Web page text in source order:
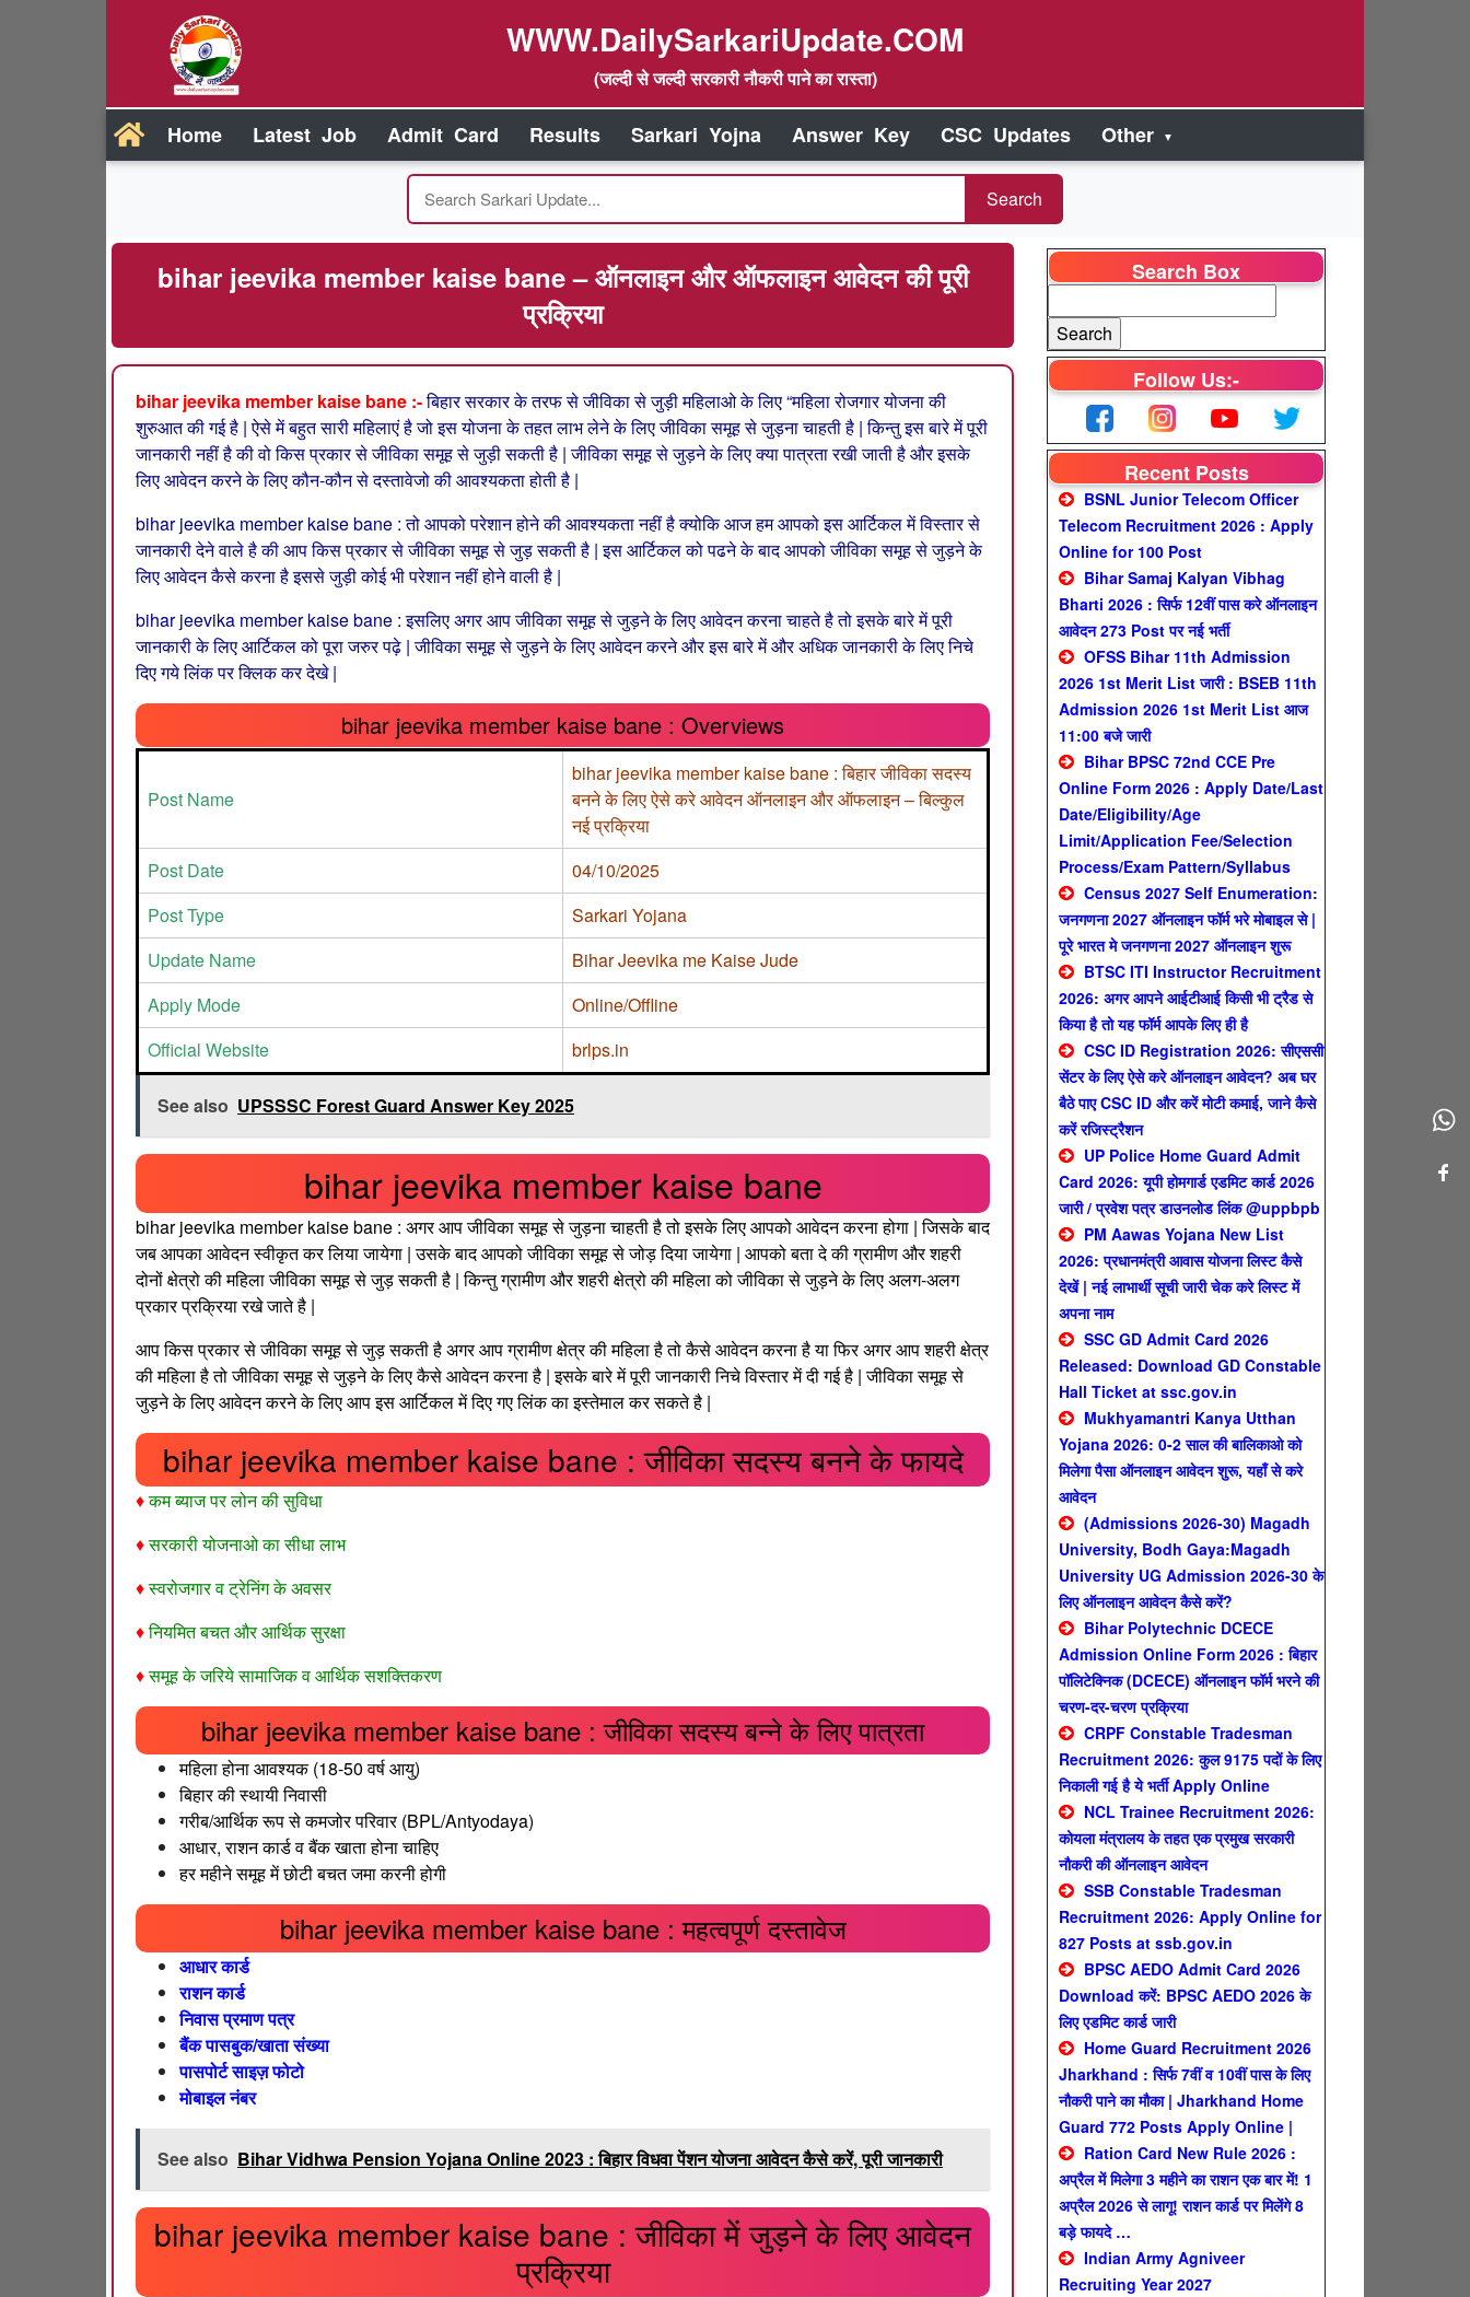
WWW.DailySarkariUpdate.COM
(जल्दी से जल्दी सरकारी नौकरी पाने का रास्ता)
Home Latest Job Admit Card Results Sarkari Yojna Answer Key CSC Updates Other
bihar jeevika member kaise bane – ऑनलाइन और ऑफलाइन आवेदन की पूरी
प्रक्रिया
bihar jeevika member kaise bane :-बिहार सरकार के तरफ से जीविका से जुड़ी महिलाओ के लिए “महिला रोजगार योजना की
शुरुआत की गई है | ऐसे में बहुत सारी महिलाएं है जो इस योजना के तहत लाभ लेने के लिए जीविका समूह से जुड़ना चाहती है | किन्तु इस बारे में पूरी
जानकारी नहीं है की वो किस प्रकार से जीविका समूह से जुड़ी सकती है | जीविका समूह से जुड़ने के लिए क्या पात्रता रखी जाती है और इसके
लिए आवेदन करने के लिए कौन-कौन से दस्तावेजो की आवश्यकता होती है |
bihar jeevika member kaise bane : तो आपको परेशान होने की आवश्यकता नहीं है क्योकि आज हम आपको इस आर्टिकल में विस्तार से
जानकारी देने वाले है की आप किस प्रकार से जीविका समूह से जुड़ सकती है |इस आर्टिकल को पढने के बाद आपको जीविका समूह से जुड़ने के
लिए आवेदन कैसे करना है इससे जुड़ी कोई भी परेशान नहीं होने वाली है |
bihar jeevika member kaise bane : इसलिए अगर आप जीविका समूह से जुड़ने के लिए आवेदन करना चाहते है तो इसके बारे में पूरी
जानकारी के लिए आर्टिकल को पूरा जरुर पढ़े | जीविका समूह से जुड़ने के लिए आवेदन करने और इस बारे में और अधिक जानकारी के लिए निचे
दिए गये लिंक पर क्लिक कर देखे |
bihar jeevika member kaise bane : Overviews
Post Name
bihar jeevika member kaise bane : बिहार जीविका सदस्य
बनने के लिए ऐसे करे आवेदन ऑनलाइन और ऑफलाइन – बिल्कुल
नई प्रक्रिया
Post Date
04/10/2025
Post Type
Sarkari Yojana
Update Name
Bihar Jeevika me Kaise Jude
Apply Mode
Online/Offline
Official Website
brlps.in
See also UPSSSC Forest Guard Answer Key 2025
bihar jeevika member kaise bane
bihar jeevika member kaise bane : अगर आप जीविका समूह से जुड़ना चाहती है तो इसके लिए आपको आवेदन करना होगा | जिसके बाद
जब आपका आवेदन स्वीकृत कर लिया जायेगा | उसके बाद आपको जीविका समूह से जोड़ दिया जायेगा | आपको बता दे की ग्रामीण और शहरी
दोनों क्षेत्रो की महिला जीविका समूह से जुड़ सकती है | किन्तु ग्रामीण और शहरी क्षेत्रो की महिला को जीविका से जुड़ने के लिए अलग-अलग
प्रकार प्रक्रिया रखे जाते है |
आप किस प्रकार से जीविका समूह से जुड़ सकती है अगर आप ग्रामीण क्षेत्र की महिला है तो कैसे आवेदन करना है या फिर अगर आप शहरी क्षेत्र
की महिला है तो जीविका समूह से जुड़ने के लिए कैसे आवेदन करना है | इसके बारे में पूरी जानकारी निचे विस्तार में दी गई है | जीविका समूह से
जुड़ने के लिए आवेदन करने के लिए आप इस आर्टिकल में दिए गए लिंक का इस्तेमाल कर सकते है |
bihar jeevika member kaise bane : जीविका सदस्य बनने के फायदे
♦कम ब्याज पर लोन की सुविधा
♦सरकारी योजनाओ का सीधा लाभ
♦स्वरोजगार व ट्रेनिंग के अवसर
♦नियमित बचत और आर्थिक सुरक्षा
♦समूह के जरिये सामाजिक व आर्थिक सशक्तिकरण
bihar jeevika member kaise bane : जीविका सदस्य बन्ने के लिए पात्रता
महिला होना आवश्यक (18-50 वर्ष आयु)
बिहार की स्थायी निवासी
गरीब/आर्थिक रूप से कमजोर परिवार (BPL/Antyodaya)
आधार, राशन कार्ड व बैंक खाता होना चाहिए
हर महीने समूह में छोटी बचत जमा करनी होगी
bihar jeevika member kaise bane : महत्वपूर्ण दस्तावेज
आधार कार्ड
राशन कार्ड
निवास प्रमाण पत्र
बैंक पासबुक/खाता संख्या
पासपोर्ट साइज़ फोटो
मोबाइल नंबर
See also Bihar Vidhwa Pension Yojana Online 2023 : बिहार विधवा पेंशन योजना आवेदन कैसे करें, पूरी जानकारी
bihar jeevika member kaise bane : जीविका में जुड़ने के लिए आवेदन
प्रक्रिया
Search Box
Follow Us:-
Recent Posts
BSNL Junior Telecom Officer
Telecom Recruitment 2026 : Apply
Online for 100 Post
Bihar Samaj Kalyan Vibhag
Bharti 2026 : सिर्फ 12वीं पास करे ऑनलाइन
आवेदन 273 Post पर नई भर्ती
OFSS Bihar 11th Admission
2026 1st Merit List जारी : BSEB 11th
Admission 2026 1st Merit List आज
11:00 बजे जारी
Bihar BPSC 72nd CCE Pre
Online Form 2026 : Apply Date/Last
Date/Eligibility/Age
Limit/Application Fee/Selection
Process/Exam Pattern/Syllabus
Census 2027 Self Enumeration:
जनगणना 2027 ऑनलाइन फॉर्म भरे मोबाइल से |
पूरे भारत मे जनगणना 2027 ऑनलाइन शुरू
BTSC ITI Instructor Recruitment
2026: अगर आपने आईटीआई किसी भी ट्रैड से
किया है तो यह फॉर्म आपके लिए ही है
CSC ID Registration 2026: सीएससी
सेंटर के लिए ऐसे करे ऑनलाइन आवेदन? अब घर
बैठे पाए CSC ID और करें मोटी कमाई, जाने कैसे
करें रजिस्ट्रैशन
UP Police Home Guard Admit
Card 2026: यूपी होमगार्ड एडमिट कार्ड 2026
जारी / प्रवेश पत्र डाउनलोड लिंक @uppbpb
PM Aawas Yojana New List
2026: प्रधानमंत्री आवास योजना लिस्ट कैसे
देखें | नई लाभार्थी सूची जारी चेक करे लिस्ट में
अपना नाम
SSC GD Admit Card 2026
Released: Download GD Constable
Hall Ticket at ssc.gov.in
Mukhyamantri Kanya Utthan
Yojana 2026: 0-2 साल की बालिकाओ को
मिलेगा पैसा ऑनलाइन आवेदन शुरू, यहाँ से करे
आवेदन
(Admissions 2026-30) Magadh
University, Bodh Gaya:Magadh
University UG Admission 2026-30 के
लिए ऑनलाइन आवेदन कैसे करें?
Bihar Polytechnic DCECE
Admission Online Form 2026 : बिहार
पॉलिटेक्निक (DCECE) ऑनलाइन फॉर्म भरने की
चरण-दर-चरण प्रक्रिया
CRPF Constable Tradesman
Recruitment 2026: कुल 9175 पदों के लिए
निकाली गई है ये भर्ती Apply Online
NCL Trainee Recruitment 2026:
कोयला मंत्रालय के तहत एक प्रमुख सरकारी
नौकरी की ऑनलाइन आवेदन
SSB Constable Tradesman
Recruitment 2026: Apply Online for
827 Posts at ssb.gov.in
BPSC AEDO Admit Card 2026
Download करें: BPSC AEDO 2026 के
लिए एडमिट कार्ड जारी
Home Guard Recruitment 2026
Jharkhand : सिर्फ 7वीं व 10वीं पास के लिए
नौकरी पाने का मौका | Jharkhand Home
Guard 772 Posts Apply Online |
Ration Card New Rule 2026 :
अप्रैल में मिलेगा 3 महीने का राशन एक बार में! 1
अप्रैल 2026 से लागू! राशन कार्ड पर मिलेंगे 8
बड़े फायदे …
Indian Army Agniveer
Recruiting Year 2027